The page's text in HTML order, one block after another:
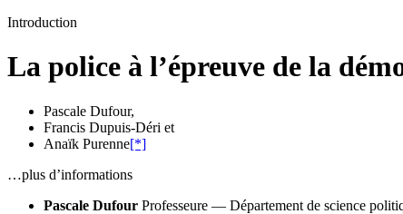
Introduction
La police à l’épreuve de la
Pascale Dufour,
Francis Dupuis-Déri et
Anaïk Purenne[*]
…plus d’informations
Pascale Dufour Professeure — Département de science